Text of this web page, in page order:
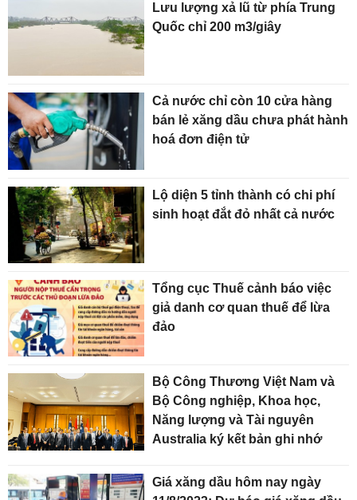
Lưu lượng xả lũ từ phía Trung
Quốc chỉ 200 m3/giây
Cả nước chỉ còn 10 cửa hàng
bán lẻ xăng dầu chưa phát hành
hoá đơn điện tử
Lộ diện 5 tỉnh thành có chi phí
sinh hoạt đắt đỏ nhất cả nước
Tổng cục Thuế cảnh báo việc
giả danh cơ quan thuế để lừa
đảo
Bộ Công Thương Việt Nam và
Bộ Công nghiệp, Khoa học,
Năng lượng và Tài nguyên
Australia ký kết bản ghi nhớ
Giá xăng dầu hôm nay ngày